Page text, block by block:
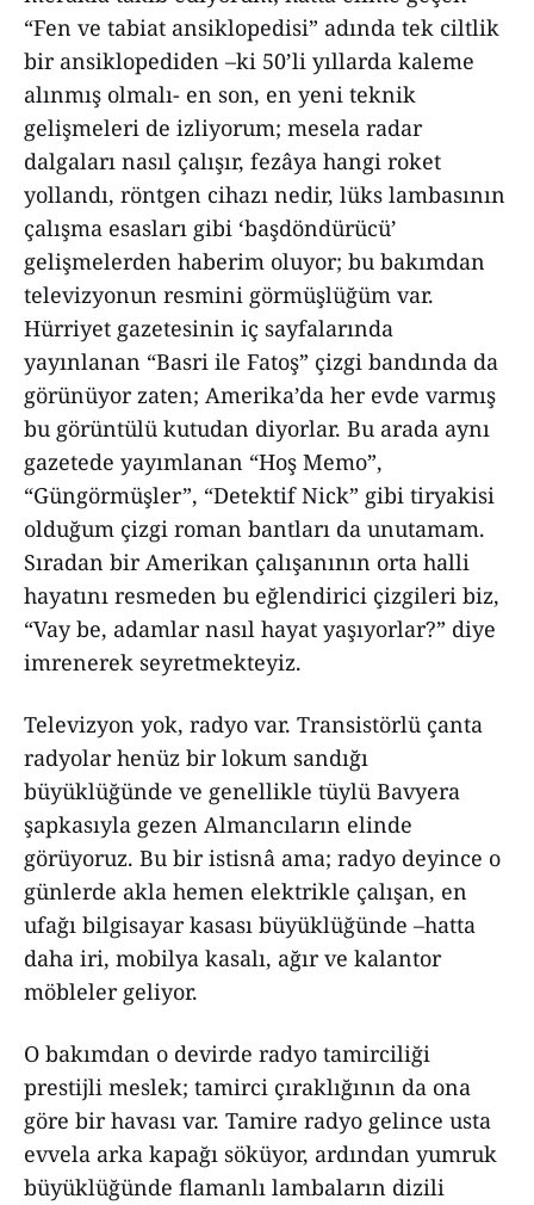
“Fen ve tabiat ansiklopedisi” adında tek ciltlik
bir ansiklopediden –ki 50’li yıllarda kaleme
alınmış olmalı- en son, en yeni teknik
gelişmeleri de izliyorum; mesela radar
dalgaları nasıl çalışır, fezâya hangi roket
yollandı, röntgen cihazı nedir, lüks lambasının
çalışma esasları gibi ‘başdöndürücü’
gelişmelerden haberim oluyor; bu bakımdan
televizyonun resmini görmüşlüğüm var.
Hürriyet gazetesinin iç sayfalarında
yayınlanan “Basri ile Fatoş” çizgi bandında da
görünüyor zaten; Amerika’da her evde varmış
bu görüntülü kutudan diyorlar. Bu arada aynı
gazetede yayımlanan “Hoş Memo”,
“Güngörmüşler”, “Detektif Nick” gibi tiryakisi
olduğum çizgi roman bantları da unutamam.
Sıradan bir Amerikan çalışanının orta halli
hayatını resmeden bu eğlendirici çizgileri biz,
“Vay be, adamlar nasıl hayat yaşıyorlar?” diye
imrenerek seyretmekteyiz.
Televizyon yok, radyo var. Transistörlü çanta
radyolar henüz bir lokum sandığı
büyüklüğünde ve genellikle tüylü Bavyera
şapkasıyla gezen Almancıların elinde
görüyoruz. Bu bir istisnâ ama; radyo deyince o
günlerde akla hemen elektrikle çalışan, en
ufağı bilgisayar kasası büyüklüğünde –hatta
daha iri, mobilya kasalı, ağır ve kalantor
möbleler geliyor.
O bakımdan o devirde radyo tamirciliği
prestijli meslek; tamirci çıraklığının da ona
göre bir havası var. Tamire radyo gelince usta
evvela arka kapağı söküyor, ardından yumruk
büyüklüğünde flamanlı lambaların dizili